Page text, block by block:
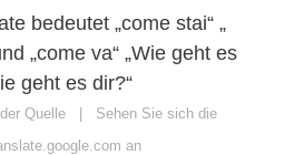
bedeutet „come stai“ „
„come va“ „Wie geht es
geht es dir?“
Quelle | Sehen Sie sich die
an